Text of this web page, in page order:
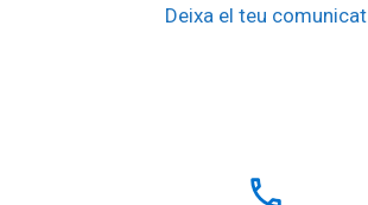
Deixa el teu comunicat
local_phone